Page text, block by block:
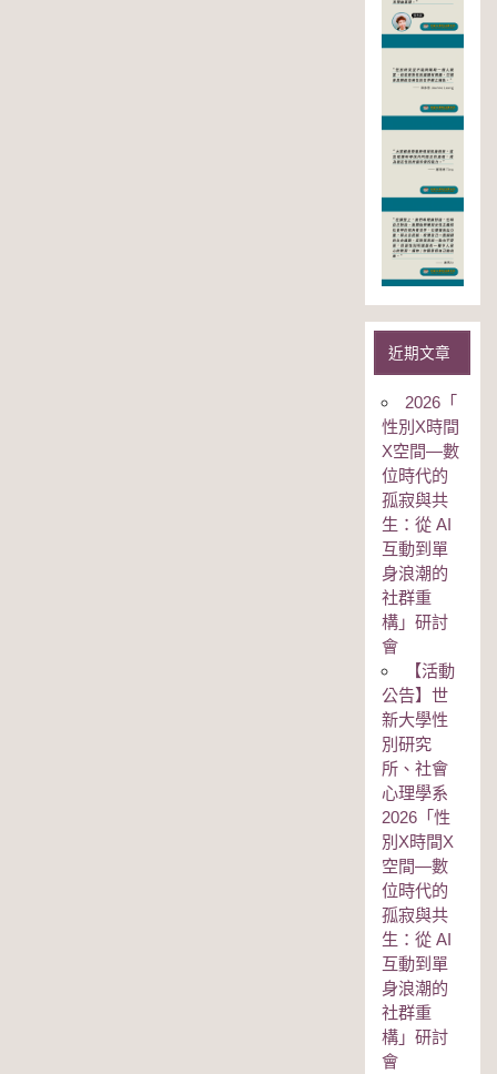
近期文章
2026「
性別Χ時間
Χ空間—數
位時代的
孤寂與共
生：從 AI
互動到單
身浪潮的
社群重
構」研討
會
【活動
公告】世
新大學性
別研究
所、社會
心理學系
2026「性
別Χ時間Χ
空間—數
位時代的
孤寂與共
生：從 AI
互動到單
身浪潮的
社群重
構」研討
會